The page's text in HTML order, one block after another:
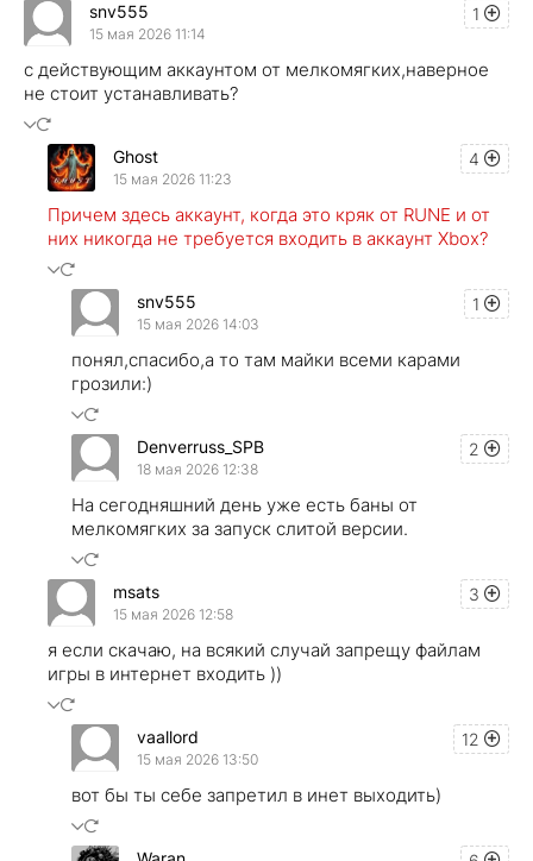
1
snv555
15 мая 2026 11:14
с действующим аккаунтом от мелкомягких,наверное
не стоит устанавливать?
4
Ghost
15 мая 2026 11:23
Причем здесь аккаунт, когда это кряк от RUNE и от
них никогда не требуется входить в аккаунт Xbox?
1
snv555
15 мая 2026 14:03
понял,спасибо,а то там майки всеми карами
грозили:)
2
Denverruss_SPB
18 мая 2026 12:38
На сегодняшний день уже есть баны от
мелкомягких за запуск слитой версии.
3
msats
15 мая 2026 12:58
я если скачаю, на всякий случай запрещу файлам
игры в интернет входить ))
12
vaallord
15 мая 2026 13:50
вот бы ты себе запретил в инет выходить)